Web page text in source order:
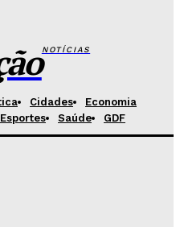
NOTÍCIAS
Cidades
Economia
Esportes Saúde GDF